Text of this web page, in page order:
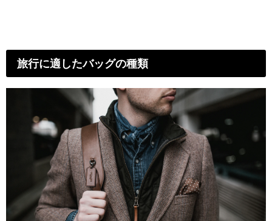
旅行に適したバッグの種類